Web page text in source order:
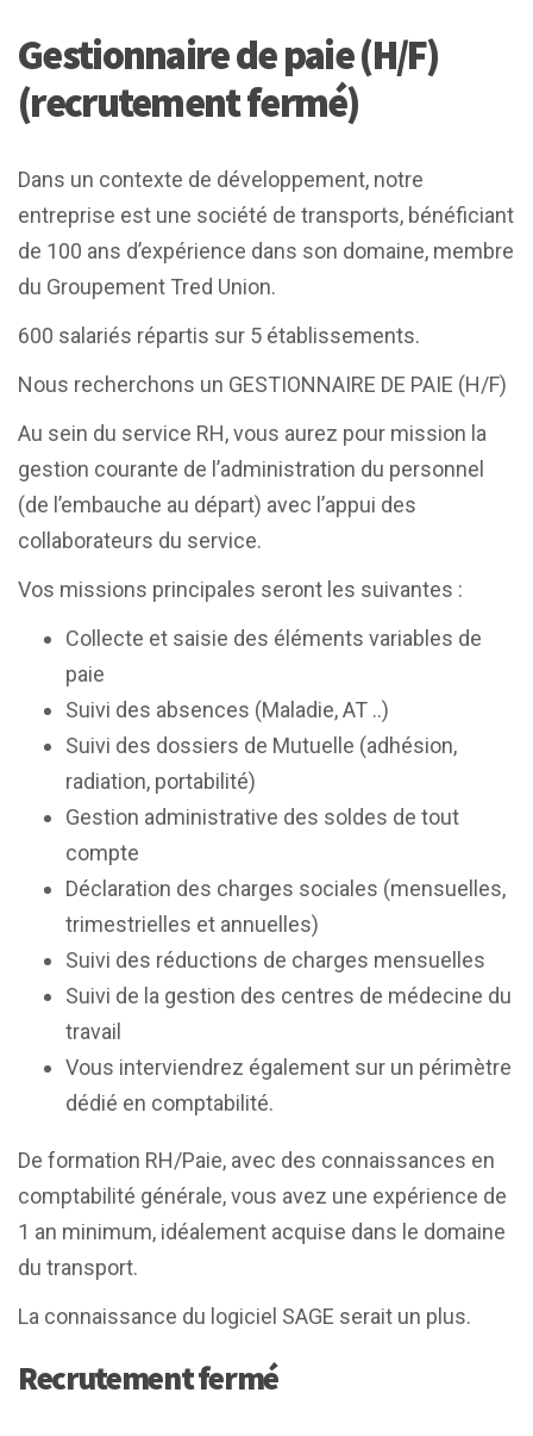
Gestionnaire de paie (H/F)
(recrutement fermé)
Dans un contexte de développement, notre
entreprise est une société de transports, bénéficiant
de 100 ans d’expérience dans son domaine, membre
du Groupement Tred Union.
600 salariés répartis sur 5 établissements.
Nous recherchons un GESTIONNAIRE DE PAIE (H/F)
Au sein du service RH, vous aurez pour mission la
gestion courante de l’administration du personnel
(de l’embauche au départ) avec l’appui des
collaborateurs du service.
Vos missions principales seront les suivantes :
Collecte et saisie des éléments variables de
paie
Suivi des absences (Maladie, AT ..)
Suivi des dossiers de Mutuelle (adhésion,
radiation, portabilité)
Gestion administrative des soldes de tout
compte
Déclaration des charges sociales (mensuelles,
trimestrielles et annuelles)
Suivi des réductions de charges mensuelles
Suivi de la gestion des centres de médecine du
travail
Vous interviendrez également sur un périmètre
dédié en comptabilité.
De formation RH/Paie, avec des connaissances en
comptabilité générale, vous avez une expérience de
1 an minimum, idéalement acquise dans le domaine
du transport.
La connaissance du logiciel SAGE serait un plus.
Recrutement fermé